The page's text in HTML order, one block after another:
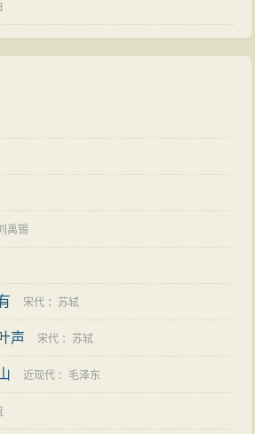
禹锡
宋代 ： 苏轼
声 宋代 ： 苏轼
近现代 ： 毛泽东